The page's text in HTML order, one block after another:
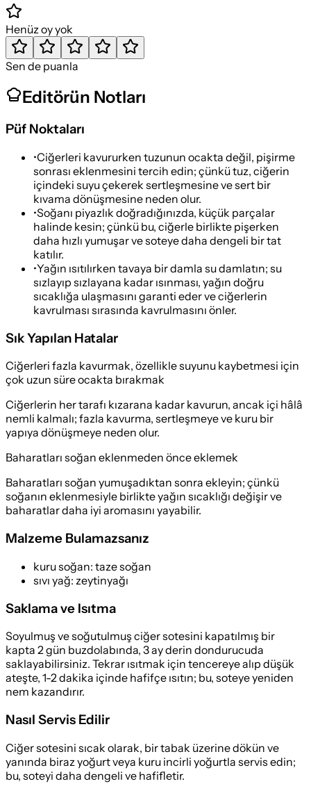
Henüz oy yok
Sen de puanla
Editörün Notları
Püf Noktaları
•Ciğerleri kavururken tuzunun ocakta değil, pişirme
sonrası eklenmesini tercih edin; çünkü tuz, ciğerin
içindeki suyu çekerek sertleşmesine ve sert bir
kıvama dönüşmesine neden olur.
•Soğanı piyazlık doğradığınızda, küçük parçalar
halinde kesin; çünkü bu, ciğerle birlikte pişerken
daha hızlı yumuşar ve soteye daha dengeli bir tat
katılır.
•Yağın ısıtılırken tavaya bir damla su damlatın; su
sızlayıp sızlayana kadar ısınması, yağın doğru
sıcaklığa ulaşmasını garanti eder ve ciğerlerin
kavrulması sırasında kavrulmasını önler.
Sık Yapılan Hatalar
Ciğerleri fazla kavurmak, özellikle suyunu kaybetmesi için
çok uzun süre ocakta bırakmak
Ciğerlerin her tarafı kızarana kadar kavurun, ancak içi hâlâ
nemli kalmalı; fazla kavurma, sertleşmeye ve kuru bir
yapıya dönüşmeye neden olur.
Baharatları soğan eklenmeden önce eklemek
Baharatları soğan yumuşadıktan sonra ekleyin; çünkü
soğanın eklenmesiyle birlikte yağın sıcaklığı değişir ve
baharatlar daha iyi aromasını yayabilir.
Malzeme Bulamazsanız
kuru soğan: taze soğan
sıvı yağ: zeytinyağı
Saklama ve Isıtma
Soyulmuş ve soğutulmuş ciğer sotesini kapatılmış bir
kapta 2 gün buzdolabında, 3 ay derin dondurucuda
saklayabilirsiniz. Tekrar ısıtmak için tencereye alıp düşük
ateşte, 1-2 dakika içinde hafifçe ısıtın; bu, soteye yeniden
nem kazandırır.
Nasıl Servis Edilir
Ciğer sotesini sıcak olarak, bir tabak üzerine dökün ve
yanında biraz yoğurt veya kuru incirli yoğurtla servis edin;
bu, soteyi daha dengeli ve hafifletir.